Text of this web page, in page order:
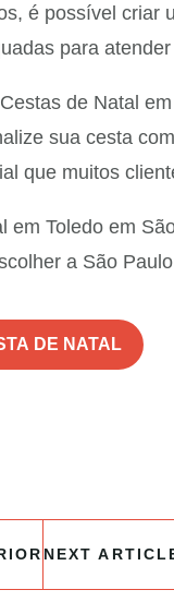
é possível criar
para
de Natal
sua cesta
que muitos
em Toledo em
a São
DE NATAL
NEXT